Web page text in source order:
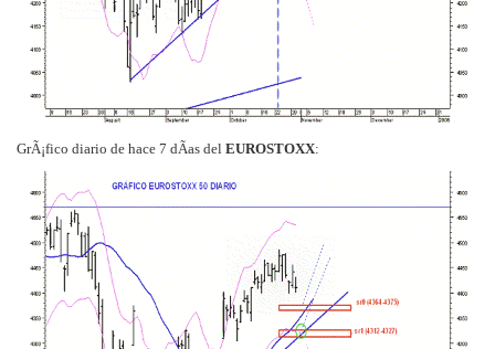
GrÃ¡fico diario de hace 7 dÃ­as del EUROSTOXX: